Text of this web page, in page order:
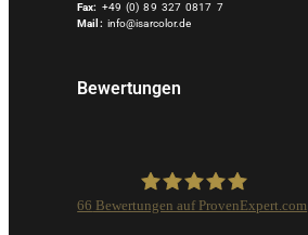
Fax: +49 (0) 89 327 0817 7
Mail: info@isarcolor.de
Bewertungen
66 Bewertungen auf ProvenExpert.com